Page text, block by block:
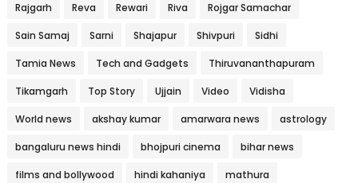
Rajgarh Reva Rewari Riva Rojgar Samachar
Sain Samaj Sarni Shajapur Shivpuri Sidhi
Tamia News Tech and Gadgets Thiruvananthapuram
Tikamgarh Top Story Ujjain Video Vidisha
World news akshay kumar amarwara news astrology
bangaluru news hindi bhojpuri cinema bihar news
films and bollywood hindi kahaniya mathura